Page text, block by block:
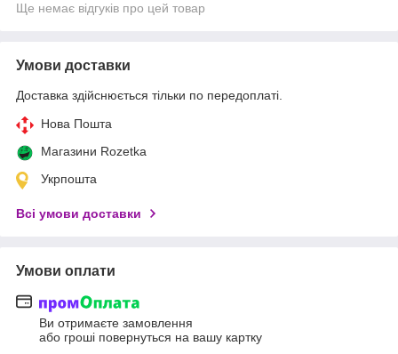
Ще немає відгуків про цей товар
Умови доставки
Доставка здійснюється тільки по передоплаті.
Нова Пошта
Магазини Rozetka
Укрпошта
Всі умови доставки
Умови оплати
Ви отримаєте замовлення
або гроші повернуться на вашу картку